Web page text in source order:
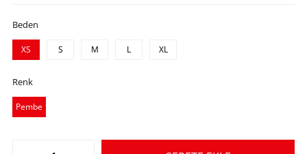
Beden
XS S M L XL
Renk
Pembe